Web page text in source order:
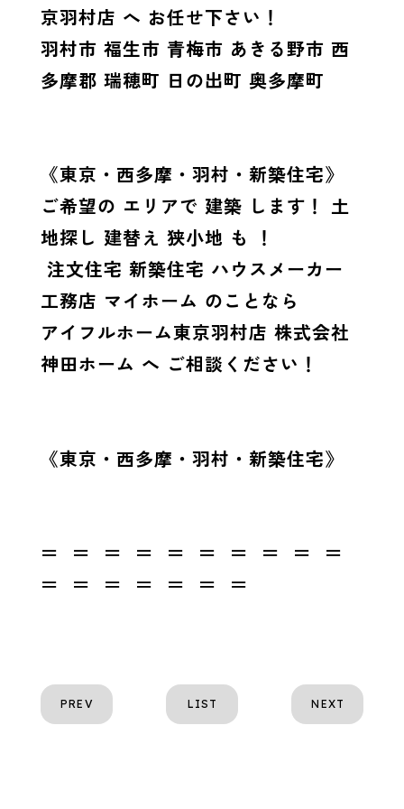
京羽村店 へ お任せ下さい！
羽村市 福生市 青梅市 あきる野市 西
多摩郡 瑞穂町 日の出町 奥多摩町
《東京・西多摩・羽村・新築住宅》
ご希望の エリアで 建築 します！ 土
地探し 建替え 狭小地 も ！
注文住宅 新築住宅 ハウスメーカー
工務店 マイホーム のことなら
アイフルホーム東京羽村店 株式会社
神田ホーム へ ご相談ください！
《東京・西多摩・羽村・新築住宅》
＝ ＝ ＝ ＝ ＝ ＝ ＝ ＝ ＝ ＝
＝ ＝ ＝ ＝ ＝ ＝ ＝
PREV LIST NEXT